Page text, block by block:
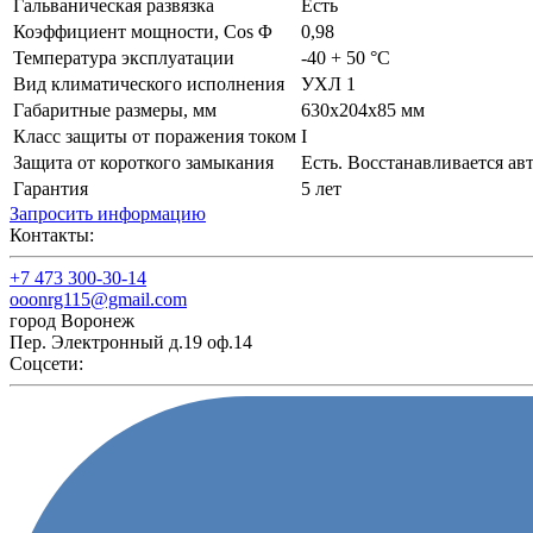
Гальваническая развязка
Есть
Коэффициент мощности, Cos Φ
0,98
Температура эксплуатации
-40 + 50 °C
Вид климатического исполнения
УХЛ 1
Габаритные размеры, мм
630х204х85 мм
Класс защиты от поражения током I
Защита от короткого замыкания
Есть. Восстанавливается
Гарантия
5 лет
Запросить информацию
Контакты:
+7 473 300-30-14
ooonrg115@gmail.com
город Воронеж
Пер. Электронный д.19 оф.14
Соцсети: